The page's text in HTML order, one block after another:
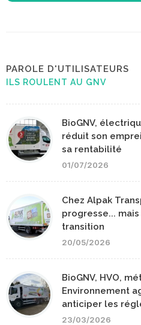
PAROLE D'UTILISATEURS
ILS ROULENT AU GNV
BioGNV,
réduit son
sa rentabilité
01/07/2026
Chez Alpak
progresse...
transition
20/05/2026
BioGNV, HVO,
Environnement
anticiper les
23/03/2026